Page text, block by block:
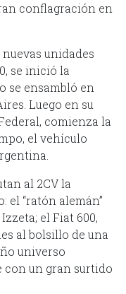
conflagración en
unidades
se inició la
se ensambló en
Luego en su
comienza la
el vehículo
al 2CV la
“ratón alemán”
el Fiat 600,
al bolsillo de una
universo
con un gran surtido